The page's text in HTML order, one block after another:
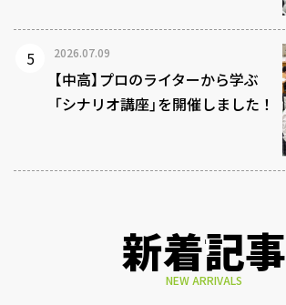
2026.07.09
【中高】プロのライターから学ぶ
「シナリオ講座」を開催しました！
新着記事
NEW ARRIVALS